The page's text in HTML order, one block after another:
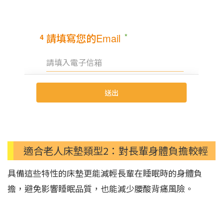
適合老人床墊類型2：對長輩身體負擔較輕
具備這些特性的床墊更能減輕長輩在睡眠時的身體負
擔，避免影響睡眠品質，也能減少腰酸背痛風險。